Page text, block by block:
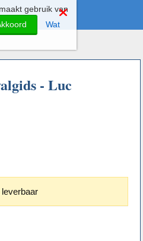
- Luc
gebruik van
Wat